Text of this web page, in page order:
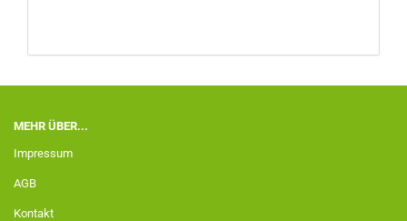
MEHR ÜBER...
Impressum
AGB
Kontakt